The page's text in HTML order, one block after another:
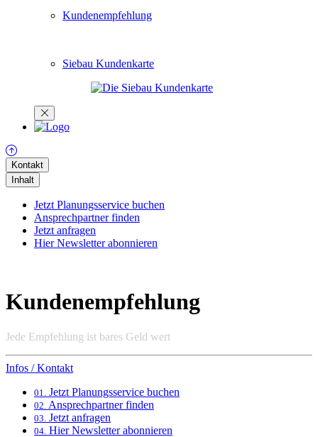
Kundenempfehlung
Siebau Kundenkarte
Kontakt
Inhalt
Jetzt Planungsservice buchen
Ansprechpartner finden
Jetzt anfragen
Hier Newsletter abonnieren
Kundenempfehlung
Jede Empfehlung ist bares Geld wert
Infos / Kontakt
01. Jetzt Planungsservice buchen
02. Ansprechpartner finden
03. Jetzt anfragen
04. Hier Newsletter abonnieren